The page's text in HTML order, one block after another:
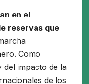
en el
reservas que
Como
del impacto de la
de los